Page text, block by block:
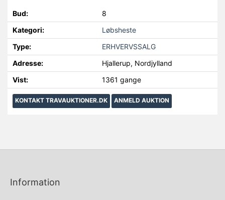
Bud:
8
Kategori:
Løbsheste
Type:
ERHVERVSSALG
Adresse:
Hjallerup, Nordjylland
Vist:
1361 gange
KONTAKT TRAVAUKTIONER.DK ANMELD AUKTION
Information